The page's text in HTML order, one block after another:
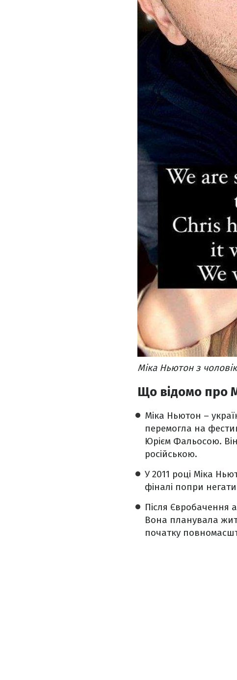
Міка Ньютон з
Що відомо про
Міка Ньютон –
перемогла на
Юрієм Фальосою.
російською.
У 2011 році Міка
фіналі попри
Після Євробачення
Вона планувала
початку